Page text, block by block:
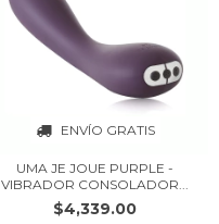
ENVÍO GRATIS
UMA JE JOUE PURPLE -
VIBRADOR CONSOLADOR...
$4,339.00